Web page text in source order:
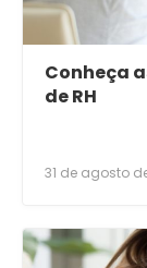
Conheça
de RH
31 de agosto